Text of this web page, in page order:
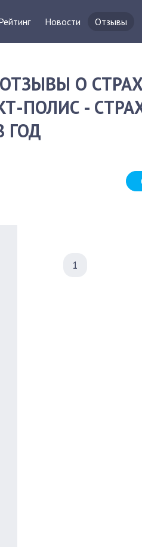
Новости Отзывы
О
ПОЛИС -
ГОД
1